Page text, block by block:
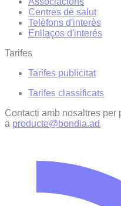
Centres de salut
Telèfons d'interès
Enllaços d'interés
Tarifes
Tarifes publicitat
Tarifes classificats
Contacti amb nosaltres
a producte@bondia.ad